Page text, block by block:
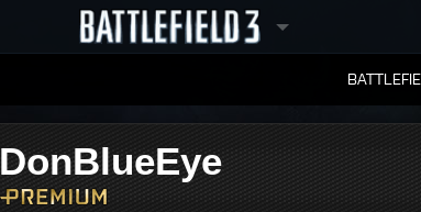
RANGLISTEN
DonBlueEye